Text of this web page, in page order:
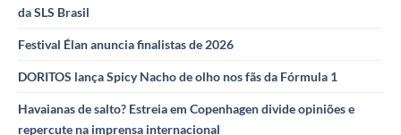
da SLS Brasil
Festival Élan anuncia finalistas de 2026
DORITOS lança Spicy Nacho de olho nos fãs da Fórmula 1
Havaianas de salto? Estreia em Copenhagen divide opiniões e
repercute na imprensa internacional